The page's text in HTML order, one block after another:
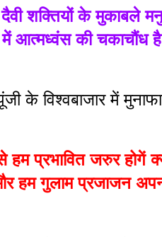
शक्तियों के मुकाबले
में आत्मध्वंस की
के विश्वबाजार में
प्रभावित जरुर होगें
हम गुलाम प्रजाजन